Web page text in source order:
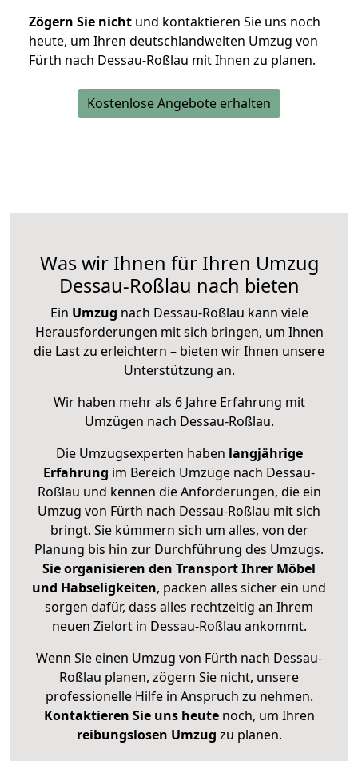
Zögern Sie nicht und kontaktieren Sie uns noch
heute, um Ihren deutschlandweiten Umzug von
Fürth nach Dessau-Roßlau mit Ihnen zu planen.
Kostenlose Angebote erhalten
Was wir Ihnen für Ihren Umzug
Dessau-Roßlau nach bieten
Ein Umzug nach Dessau-Roßlau kann viele
Herausforderungen mit sich bringen, um Ihnen
die Last zu erleichtern – bieten wir Ihnen unsere
Unterstützung an.
Wir haben mehr als 6 Jahre Erfahrung mit
Umzügen nach Dessau-Roßlau.
Die Umzugsexperten haben langjährige
Erfahrung im Bereich Umzüge nach Dessau-
Roßlau und kennen die Anforderungen, die ein
Umzug von Fürth nach Dessau-Roßlau mit sich
bringt. Sie kümmern sich um alles, von der
Planung bis hin zur Durchführung des Umzugs.
Sie organisieren den Transport Ihrer Möbel
und Habseligkeiten, packen alles sicher ein und
sorgen dafür, dass alles rechtzeitig an Ihrem
neuen Zielort in Dessau-Roßlau ankommt.
Wenn Sie einen Umzug von Fürth nach Dessau-
Roßlau planen, zögern Sie nicht, unsere
professionelle Hilfe in Anspruch zu nehmen.
Kontaktieren Sie uns heutenoch, um Ihren
reibungslosen Umzug zu planen.